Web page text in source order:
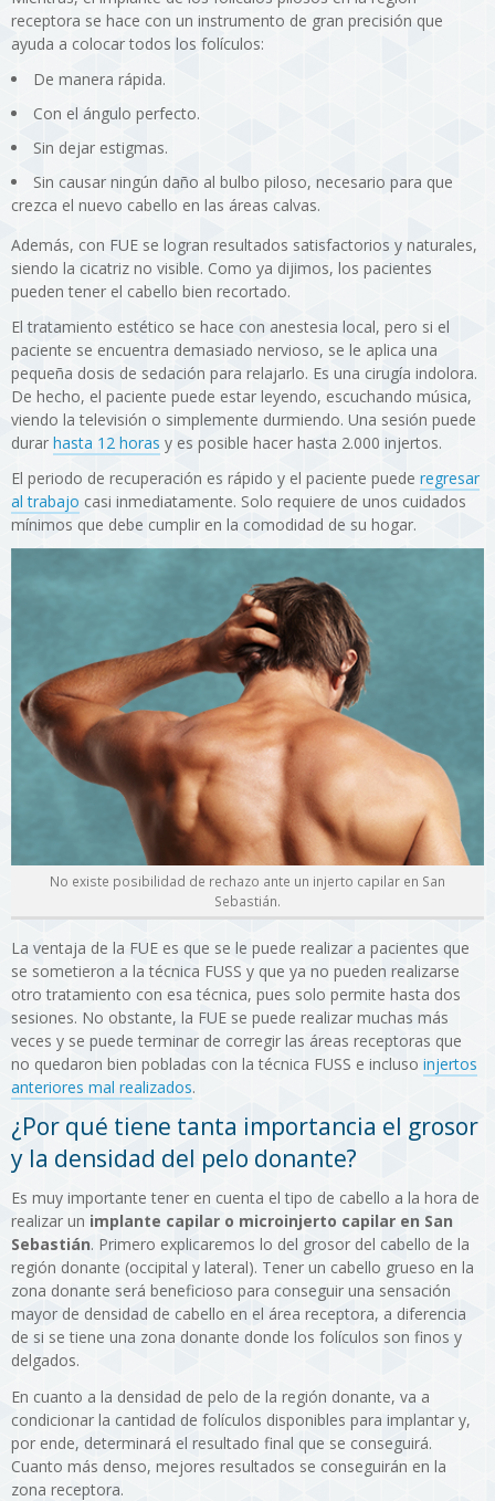
receptora se hace con un instrumento de gran precisión que
ayuda a colocar todos los folículos:
De manera rápida.
Con el ángulo perfecto.
Sin dejar estigmas.
Sin causar ningún daño al bulbo piloso, necesario para que
crezca el nuevo cabello en las áreas calvas.
Además, con FUE se logran resultados satisfactorios y naturales,
siendo la cicatriz no visible. Como ya dijimos, los pacientes
pueden tener el cabello bien recortado.
El tratamiento estético se hace con anestesia local, pero si el
paciente se encuentra demasiado nervioso, se le aplica una
pequeña dosis de sedación para relajarlo. Es una cirugía indolora.
De hecho, el paciente puede estar leyendo, escuchando música,
viendo la televisión o simplemente durmiendo. Una sesión puede
durar hasta 12 horas y es posible hacer hasta 2.000 injertos.
El periodo de recuperación es rápido y el paciente puede regresar
al trabajo casi inmediatamente. Solo requiere de unos cuidados
mínimos que debe cumplir en la comodidad de su hogar.
No existe posibilidad de rechazo ante un injerto capilar en San
Sebastián.
La ventaja de la FUE es que se le puede realizar a pacientes que
se sometieron a la técnica FUSS y que ya no pueden realizarse
otro tratamiento con esa técnica, pues solo permite hasta dos
sesiones. No obstante, la FUE se puede realizar muchas más
veces y se puede terminar de corregir las áreas receptoras que
no quedaron bien pobladas con la técnica FUSS e incluso injertos
anteriores mal realizados.
¿Por qué tiene tanta importancia el grosor
y la densidad del pelo donante?
Es muy importante tener en cuenta el tipo de cabello a la hora de
realizar un implante capilar o microinjerto capilar en San
Sebastián. Primero explicaremos lo del grosor del cabello de la
región donante (occipital y lateral). Tener un cabello grueso en la
zona donante será beneficioso para conseguir una sensación
mayor de densidad de cabello en el área receptora, a diferencia
de si se tiene una zona donante donde los folículos son finos y
delgados.
En cuanto a la densidad de pelo de la región donante, va a
condicionar la cantidad de folículos disponibles para implantar y,
por ende, determinará el resultado final que se conseguirá.
Cuanto más denso, mejores resultados se conseguirán en la
zona receptora.